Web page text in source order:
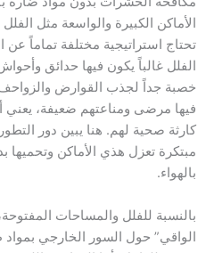
الأماكن الكبيرة والواسعة مثل
تحتاج استراتيجية مختلفة تماماً
الفلل غالباً يكون فيها حدائق
خصبة جداً لجذب القوارض
فيها مرضى ومناعتهم ضعيفة،
كارثة صحية لهم. هنا يبين دور
مبتكرة تعزل هذي الأماكن
بالهواء.
بالنسبة للفلل والمساحات
الواقي” حول السور الخارجي